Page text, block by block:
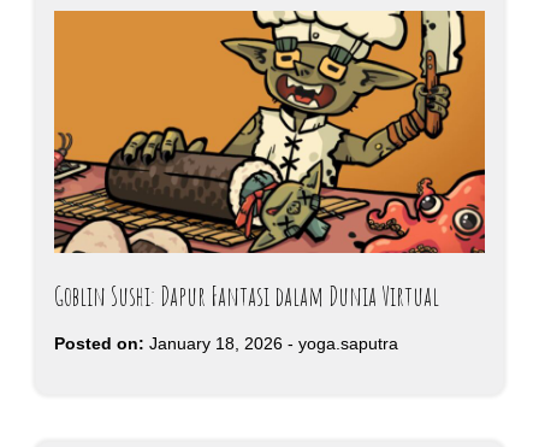
Goblin Sushi: Dapur Fantasi dalam Dunia Virtual
Posted on: January 18, 2026 - yoga.saputra